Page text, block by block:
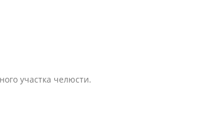
участка челюсти.